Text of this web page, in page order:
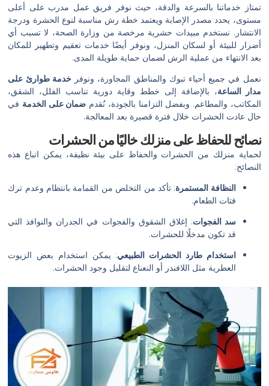
تمتاز خدماتنا بالسرعة والدقة، حيث نوفر فريق عمل مدرب على أعلى
مستوى، يحدد مصدر الإصابة ويعتمد خطة رش مناسبة لنوع الحشرة ودرجة
الانتشار. نستخدم مبيدات حشرية مرخصة من وزارة الصحة، لا تسبب أي
أضرار للبيئة أو لسكان المنزل، ونوفر أيضًا خدمات تعقيم وتطهير للمكان
بعد الانتهاء من عملية الرش لضمان حماية طويلة المدى.
نعمل في جميع أحياء تبوك والمناطق المجاورة، ونوفرخدمة طوارئ على
مدار الساعة، بالإضافة إلى خطط وقاية دورية تناسب الفلل، الشقق،
المكاتب، والمطاعم. وبفضل التزامنا بالجودة، نُقدم ضمان على الخدمة في
حال عادت الحشرات خلال فترة قصيرة بعد المعالجة.
نصائح للحفاظ على منزلك خاليًا من الحشرات
لحماية منزلك من الحشرات والحفاظ على بيئة نظيفة، يمكن اتباع هذه
النصائح:
النظافة المستمرة: تأكد من التخلص من القمامة بانتظام وعدم ترك
فتات الطعام.
سد الفجوات: إغلاق الشقوق والفجوات في الجدران والنوافذ التي
قد تكون مدخلًا للحشرات.
استخدام طارد الحشرات الطبيعي: يمكن استخدام بعض الزيوت
العطرية مثل اللافندر أو النعناع لتقليل وجود الحشرات.